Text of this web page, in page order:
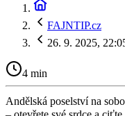
FAJNTIP.cz
26. 9. 2025,
4 min
Andělská poselství na